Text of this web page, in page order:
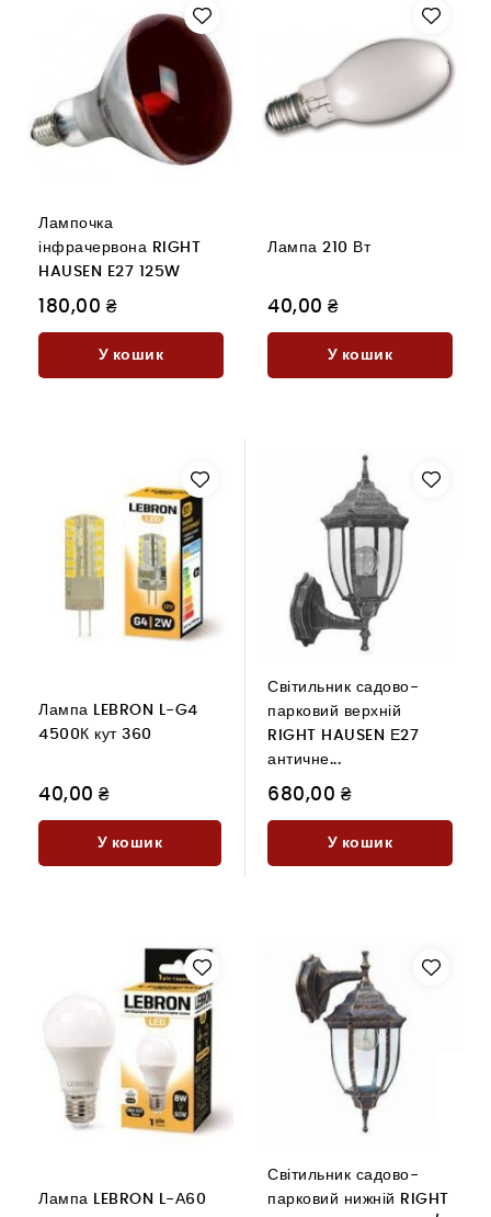
Лампочка
інфрачервона RIGHT
HAUSEN E27 125W
180,00 ₴
У кошик
Лампа 210 Вт
40,00 ₴
У кошик
Лампа LEBRON L-G4
4500К кут 360
40,00 ₴
У кошик
Світильник садово-
парковий верхній
RIGHT HAUSEN Е27
античне...
680,00 ₴
У кошик
Лампа LEBRON L-А60
Світильник садово-
парковий нижній RIGHT